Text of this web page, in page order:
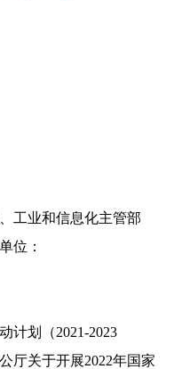
工业和信息化主管部
位：
计划（2021-2023
厅关于开展2022年国家